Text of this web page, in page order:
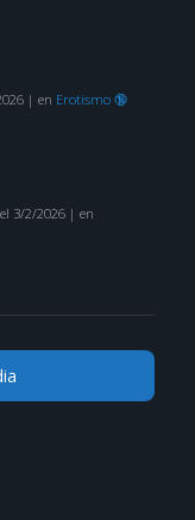
| en Erotismo 🔞
3/2/2026| en